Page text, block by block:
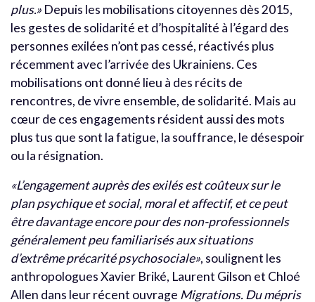
plus.» Depuis les mobilisations citoyennes dès 2015,
les gestes de solidarité et d’hospitalité à l’égard des
personnes exilées n’ont pas cessé, réactivés plus
récemment avec l’arrivée des Ukrainiens. Ces
mobilisations ont donné lieu à des récits de
rencontres, de vivre ensemble, de solidarité. Mais au
cœur de ces engagements résident aussi des mots
plus tus que sont la fatigue, la souffrance, le désespoir
ou la résignation.
«L’engagement auprès des exilés est coûteux sur le
plan psychique et social, moral et affectif, et ce peut
être davantage encore pour des non-professionnels
généralement peu familiarisés aux situations
d’extrême précarité psychosociale», soulignent les
anthropologues Xavier Briké, Laurent Gilson et Chloé
Allen dans leur récent ouvrage Migrations. Du mépris